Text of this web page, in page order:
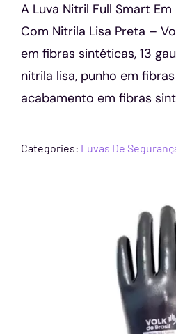
A Luva Nitril Full Smart
Com Nitrila Lisa Preta –
em fibras sintéticas, 13
nitrila lisa, punho em
acabamento em fibras
Categories: Luvas De